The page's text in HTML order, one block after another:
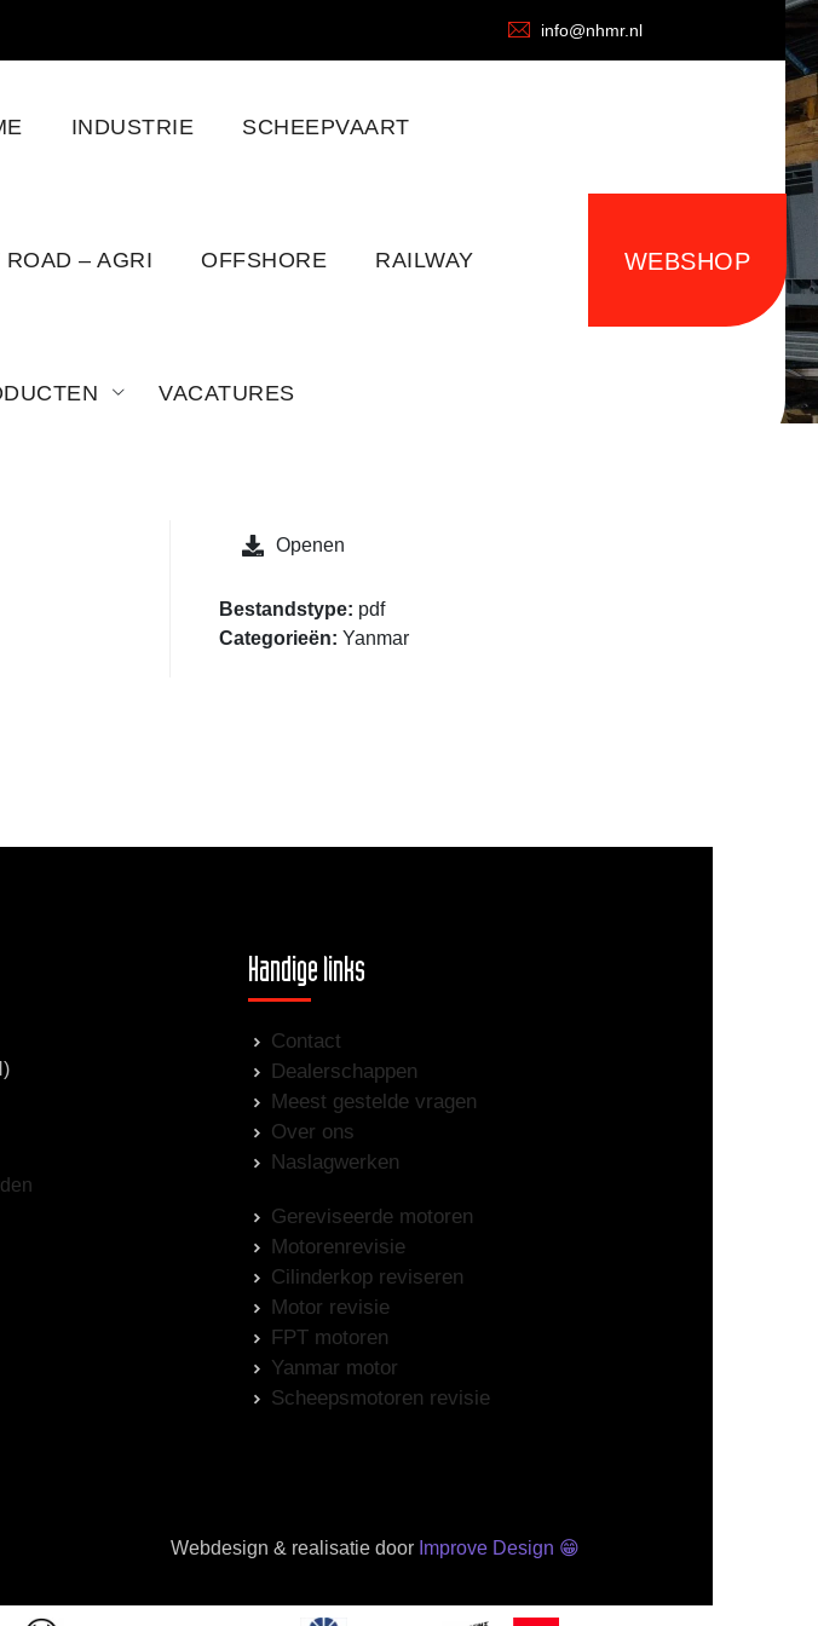
info@nhmr.nl
INDUSTRIE SCHEEPVAART
ROAD – AGRI OFFSHORE RAILWAY
VACATURES
WEBSHOP
Openen
Bestandstype: pdf
Categorieën: Yanmar
Handige links
Contact
Dealerschappen
Meest gestelde vragen
Over ons
Naslagwerken
Gereviseerde motoren
Motorenrevisie
Cilinderkop reviseren
Motor revisie
FPT motoren
Yanmar motor
Scheepsmotoren revisie
Webdesign & realisatie door Improve Design 😁